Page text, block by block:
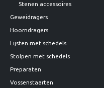
Stenen accessoires
Geweidragers
Hoorndragers
Lijsten met schedels
Stolpen met schedels
Preparaten
Vossenstaarten